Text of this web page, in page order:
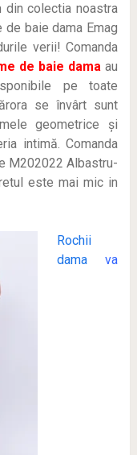
din colectia noastra
baie dama Emag
verii! Comanda
de baie damaau
pe toate
se învârt sunt
geometrice și
intimă. Comanda
M202022 Albastru-
este mai mic in
Rochii
damava